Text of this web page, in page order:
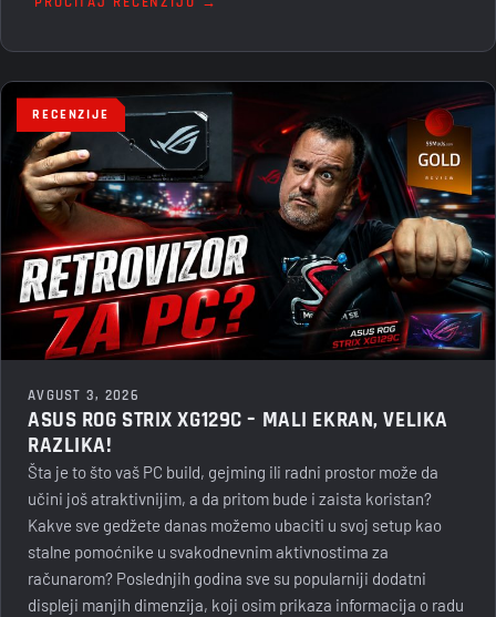
RECENZIJE
AVGUST 3, 2026
ASUS ROG STRIX XG129C – MALI EKRAN, VELIKA
RAZLIKA!
Šta je to što vaš PC build, gejming ili radni prostor može da
učini još atraktivnijim, a da pritom bude i zaista koristan?
Kakve sve gedžete danas možemo ubaciti u svoj setup kao
stalne pomoćnike u svakodnevnim aktivnostima za
računarom? Poslednjih godina sve su popularniji dodatni
displeji manjih dimenzija, koji osim prikaza informacija o radu